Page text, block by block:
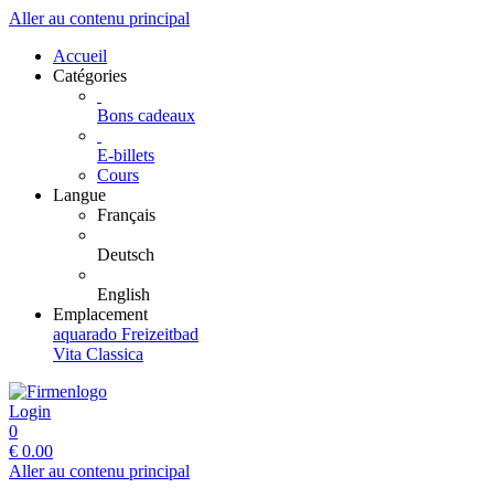
Aller au contenu principal
Accueil
Catégories
Bons cadeaux
E-billets
Cours
Langue
Français
Deutsch
English
Emplacement
aquarado Freizeitbad
Vita Classica
Login
0
€ 0.00
Aller au contenu principal